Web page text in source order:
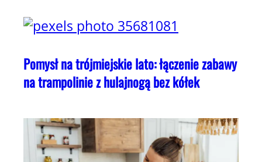
Pomysł na trójmiejskie lato: łączenie zabawy
na trampolinie z hulajnogą bez kółek